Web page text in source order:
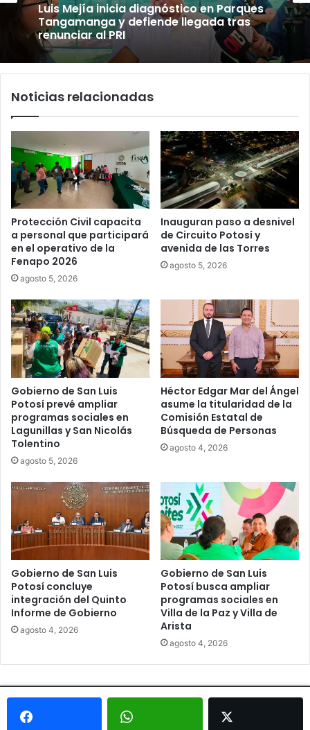
Luis Mejía inicia diagnóstico en Parques
Tangamanga y defiende llegada tras
renunciar al PRI
Noticias relacionadas
Protección Civil capacita
a personal que participará
en el operativo de la
Fenapo 2026
agosto 5, 2026
Inauguran paso a desnivel
de Circuito Potosí y
avenida de las Torres
agosto 5, 2026
Gobierno de San Luis
Potosí prevé ampliar
programas sociales en
Lagunillas y San Nicolás
Tolentino
agosto 5, 2026
Héctor Edgar Mar del Ángel
asume la titularidad de la
Comisión Estatal de
Búsqueda de Personas
agosto 4, 2026
Gobierno de San Luis
Potosí concluye
integración del Quinto
Informe de Gobierno
agosto 4, 2026
Gobierno de San Luis
Potosí busca ampliar
programas sociales en
Villa de la Paz y Villa de
Arista
agosto 4, 2026
© Copyright 2026, Todos los derechos reservados - Metrópoli